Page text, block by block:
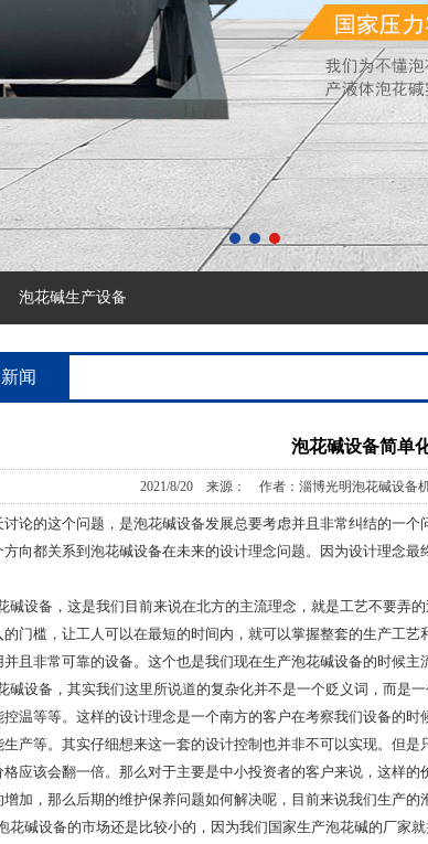
泡花碱生产设备
闻
泡花碱设备简单
2021/8/20 来源： 作者：淄博光明泡花碱设备
讨论的这个问题，是泡花碱设备发展总要考虑并且非常纠结的一
方向都关系到泡花碱设备在未来的设计理念问题。因为设计理念
设备，这是我们目前来说在北方的主流理念，就是工艺不要弄
的门槛，让工人可以在最短的时间内，就可以掌握整套的生产工
且非常可靠的设备。这个也是我们现在生产泡花碱设备的时候主
设备，其实我们这里所说道的复杂化并不是一个贬义词，而是
控温等等。这样的设计理念是一个南方的客户在考察我们设备的
生产等。其实仔细想来这一套的设计控制也并非不可以实现。但
格应该会翻一倍。那么对于主要是中小投资者的客户来说，这样
加，那么后期的维护保养问题如何解决呢，目前来说我们生产的
碱设备的市场还是比较小的，因为我们国家生产泡花碱的厂家